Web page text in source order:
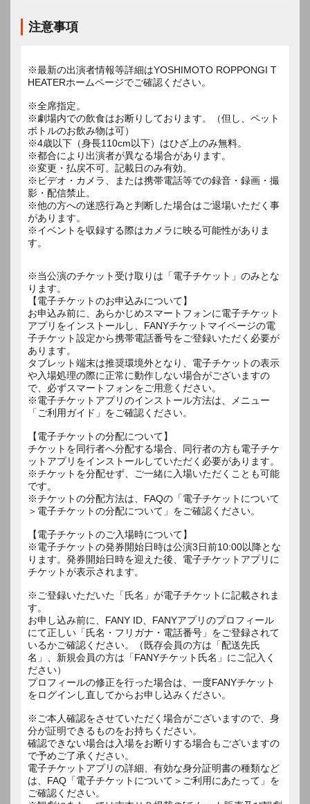
注意事項
※最新の出演者情報等詳細はYOSHIMOTO ROPPONGI T
HEATERホームページでご確認ください。
※全席指定。
※劇場内での飲食はお断りしております。（但し、ペット
ボトルのお飲み物は可）
※4歳以下（身長110cm以下）はひざ上のみ無料。
※都合により出演者が異なる場合があります。
※変更・払戻不可。記載日のみ有効。
※ビデオ・カメラ、または携帯電話等での録音・録画・撮
影・配信禁止。
※他の方への迷惑行為と判断した場合はご退場いただく事
があります。
※イベントを収録する際はカメラに映る可能性がありま
す。
※当公演のチケット受け取りは「電子チケット」のみとな
ります。
【電子チケットのお申込みについて】
お申込み前に、あらかじめスマートフォンに電子チケット
アプリをインストールし、FANYチケットマイページの電
子チケット設定から携帯電話番号をご登録いただく必要が
あります。
タブレット端末は推奨環境外となり、電子チケットの表示
や入場処理の際に正常に動作しない場合がございますの
で、必ずスマートフォンをご用意ください。
※電子チケットアプリのインストール方法は、メニュー
「ご利用ガイド」をご確認ください。
【電子チケットの分配について】
チケットを同行者へ分配する場合、同行者の方も電子チケ
ットアプリをインストールしていただく必要があります。
※チケットを分配せず、ご一緒に入場いただくことも可能
です。
※チケットの分配方法は、FAQの「電子チケットについて
＞電子チケットの分配について」をご確認ください。
【電子チケットのご入場時について】
※電子チケットの発券開始日時は公演3日前10:00以降とな
ります。発券開始日時を迎えた後、電子チケットアプリに
チケットが表示されます。
※ご登録いただいた「氏名」が電子チケットに記載されま
す。
お申し込み前に、FANY ID、FANYアプリのプロフィール
にて正しい「氏名・フリガナ・電話番号」をご登録されて
いるかご確認ください。（既存会員の方は「配送先氏
名」、新規会員の方は「FANYチケット氏名」にご記入く
ださい）
プロフィールの修正を行った場合は、一度FANYチケット
をログインし直してからお申し込みください。
※ご本人確認をさせていただく場合がございますので、身
分が証明できるものをお持ちください。
確認できない場合は入場をお断りする場合もございますの
で予めご了承ください。
電子チケットアプリの詳細、有効な身分証明書の種類など
は、FAQ「電子チケットについて＞ご利用にあたって」を
ご確認ください。